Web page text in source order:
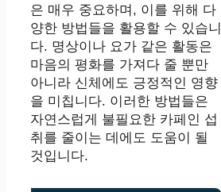
은 매우 중요하며, 이를 위해 다
양한 방법들을 활용할 수 있습니
다. 명상이나 요가 같은 활동은
마음의 평화를 가져다 줄 뿐만
아니라 신체에도 긍정적인 영향
을 미칩니다. 이러한 방법들은
자연스럽게 불필요한 카페인 섭
취를 줄이는 데에도 도움이 될
것입니다.